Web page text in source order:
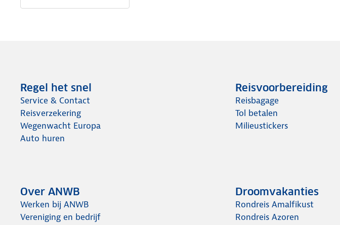
Regel het snel
Service & Contact
Reisverzekering
Wegenwacht Europa
Auto huren
Reisvoorbereiding
Reisbagage
Tol betalen
Milieustickers
Over ANWB
Werken bij ANWB
Vereniging en bedrijf
Droomvakanties
Rondreis Amalfikust
Rondreis Azoren